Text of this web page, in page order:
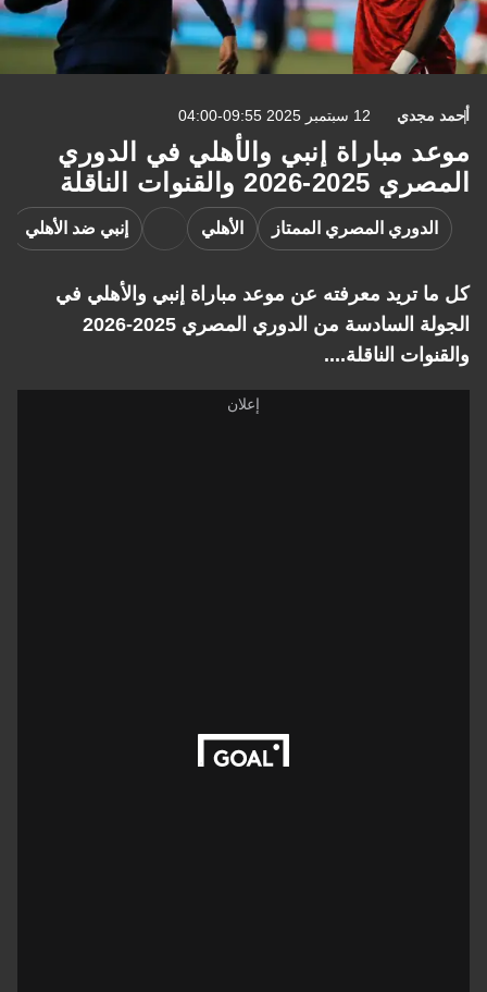
أحمد مجدي 12 سبتمبر 2025 09:55-04:00
موعد مباراة إنبي والأهلي في الدوري
المصري 2025-2026 والقنوات الناقلة
الدوري المصري الممتاز الأهلي إنبي ضد الأهلي
كل ما تريد معرفته عن موعد مباراة إنبي والأهلي في
الجولة السادسة من الدوري المصري 2025-2026
والقنوات الناقلة....